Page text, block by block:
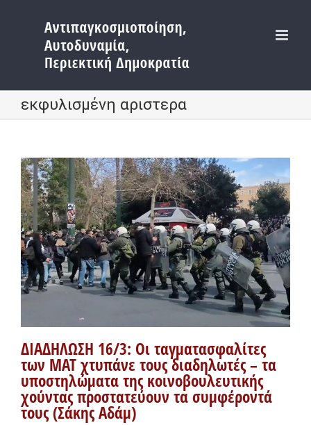
περιεχόμενο
εκφυλισμένη αριστερα
ΔΙΑΔΗΛΩΣΗ 16/3: Οι ταγματασφαλίτες
των ΜΑΤ χτυπάνε τους διαδηλωτές – τα
υποστηλώματα της κοινοβουλευτικής
χούντας προστατεύουν τα συμφέροντά
τους (Σάκης Αδάμ)